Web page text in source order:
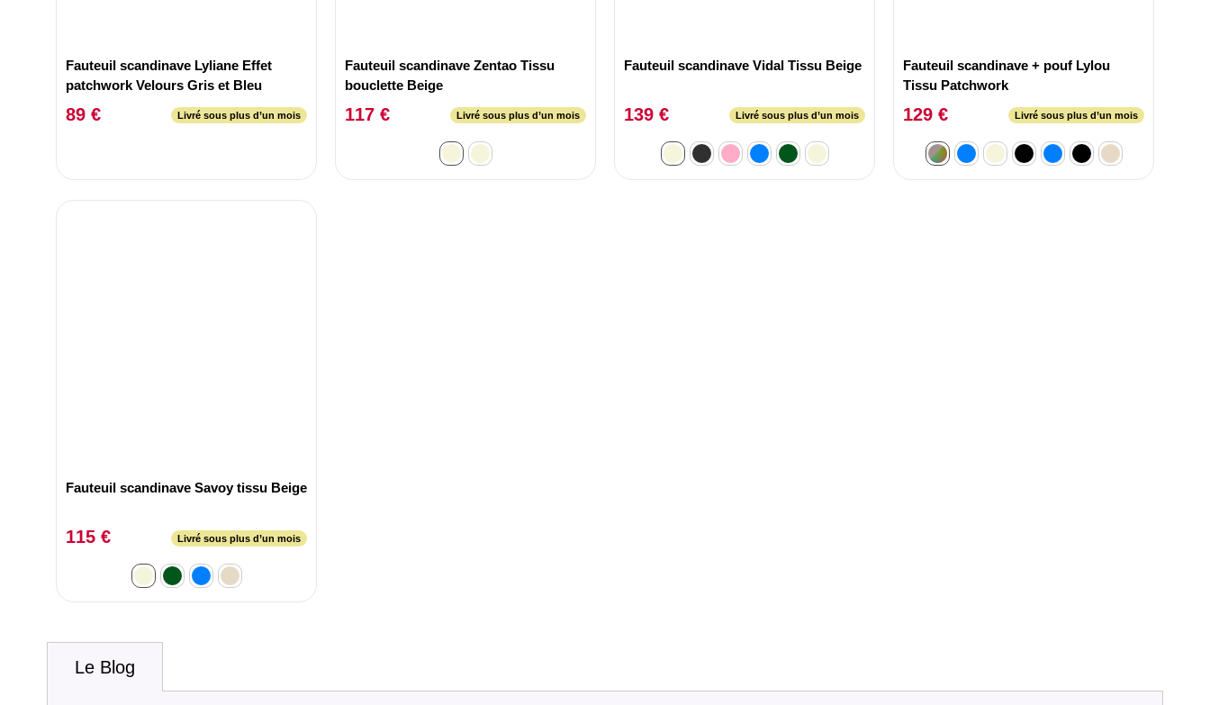
Fauteuil scandinave Lyliane Effet
patchwork Velours Gris et Bleu
89 € Livré sous plus d’un mois
Fauteuil scandinave Zentao Tissu
bouclette Beige
117 € Livré sous plus d’un mois
Fauteuil scandinave Vidal Tissu Beige
139 € Livré sous plus d’un mois
Fauteuil scandinave + pouf Lylou
Tissu Patchwork
129 € Livré sous plus d’un mois
Fauteuil scandinave Savoy tissu Beige
115 € Livré sous plus d’un mois
Le Blog